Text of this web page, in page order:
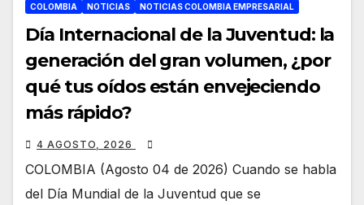
COLOMBIA NOTICIAS NOTICIAS COLOMBIA EMPRESARIAL
Día Internacional de la Juventud: la
generación del gran volumen, ¿por
qué tus oídos están envejeciendo
más rápido?
4 AGOSTO, 2026
COLOMBIA (Agosto 04 de 2026) Cuando se habla
del Día Mundial de la Juventud que se